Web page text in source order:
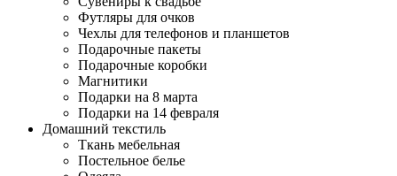
Футляры для очков
Чехлы для телефонов и планшетов
Подарочные пакеты
Подарочные коробки
Магнитики
Подарки на 8 марта
Подарки на 14 февраля
Домашний текстиль
Ткань мебельная
Постельное белье